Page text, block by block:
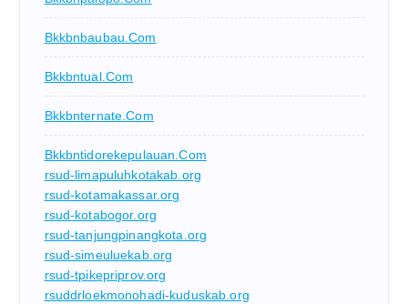
Bkkbnbaubau.com
Bkkbntual.com
Bkkbnternate.com
Bkkbntidorekepulauan.com
rsud-limapuluhkotakab.org
rsud-kotamakassar.org
rsud-kotabogor.org
rsud-tanjungpinangkota.org
rsud-simeuluekab.org
rsud-tpikepriprov.org
rsuddrloekmonohadi-kuduskab.org